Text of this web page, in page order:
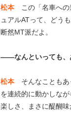
松本
この「名車へ
ュアルATって、どう
断然MT派だよ。
——なんといっても、
松本 そんなことも
を連続的に動かしな
楽しさ、まさに醍醐味